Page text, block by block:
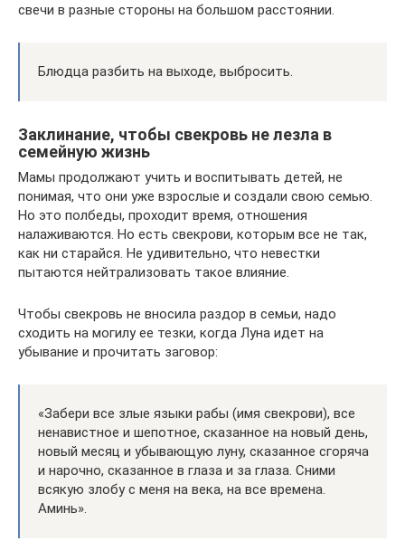
свечи в разные стороны на большом расстоянии.
Блюдца разбить на выходе, выбросить.
Заклинание, чтобы свекровь не лезла в
семейную жизнь
Мамы продолжают учить и воспитывать детей, не
понимая, что они уже взрослые и создали свою семью.
Но это полбеды, проходит время, отношения
налаживаются. Но есть свекрови, которым все не так,
как ни старайся. Не удивительно, что невестки
пытаются нейтрализовать такое влияние.
Чтобы свекровь не вносила раздор в семьи, надо
сходить на могилу ее тезки, когда Луна идет на
убывание и прочитать заговор:
«Забери все злые языки рабы (имя свекрови), все
ненавистное и шепотное, сказанное на новый день,
новый месяц и убывающую луну, сказанное сгоряча
и нарочно, сказанное в глаза и за глаза. Сними
всякую злобу с меня на века, на все времена.
Аминь».